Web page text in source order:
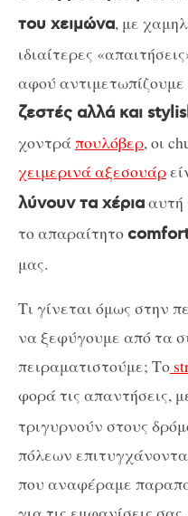
του χειμώνα, με
ιδιαίτερες
αφού
ζεστές αλλά και
χοντράπουλόβερ, οι
χειμερινά αξεσουάρ
λύνουν τα χέριααυτή
το απαραίτητο
μας.
Τι γίνεται όμως στην
να ξεφύγουμε από τα
πειραματιστούμε; Το
φορά τις απαντήσεις,
τριγυρνούν στους
πόλεων
που αναφέραμε